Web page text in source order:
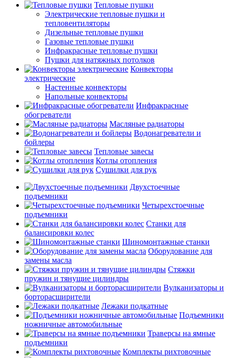
Тепловые пушки
Электрические тепловые пушки и
тепловентиляторы
Дизельные тепловые пушки
Газовые тепловые пушки
Инфракрасные тепловые пушки
Пушки для натяжных потолков
Конвекторы
электрические
Настенные конвекторы
Напольные конвекторы
Инфракрасные
обогреватели
Масляные радиаторы
Водонагреватели и
бойлеры
Тепловые завесы
Котлы отопления
Сушилки для рук
Двухстоечные
подъемники
Четырехстоечные
подъемники
Станки для
балансировки колес
Шиномонтажные станки
Оборудование для
замены масла
Стяжки
пружин и тянущие цилиндры
Вулканизаторы и
борторасширители
Лежаки подкатные
Подъемники
ножничные автомобильные
Траверсы на ямные
подъемники
Комплекты рихтовочные